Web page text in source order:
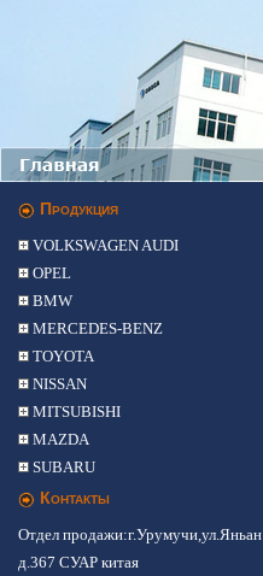
Продукция
VOLKSWAGEN AUDI
OPEL
BMW
MERCEDES-BENZ
TOYOTA
NISSAN
MITSUBISHI
MAZDA
SUBARU
Контакты
Отдел продажи:г.Урумучи,ул.Яньан
д.367 СУАР китая